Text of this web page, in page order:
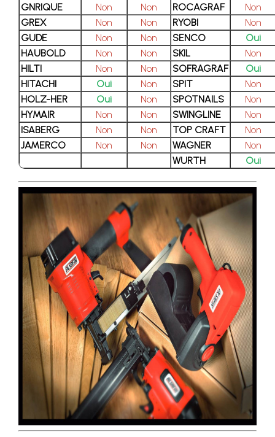
GNRIQUE
Non Non ROCAGRAF
Non
GREX
Non Non RYOBI
Non
GUDE
Non Non SENCO
Oui
HAUBOLD
Non Non SKIL
Non
HILTI
Non Non SOFRAGRAF
Oui
HITACHI
Oui Non SPIT
Non
HOLZ-HER
Oui Non SPOTNAILS
Non
HYMAIR
Non Non SWINGLINE
Non
ISABERG
Non Non TOP CRAFT
Non
JAMERCO
Non Non WAGNER
Non
WURTH
Oui